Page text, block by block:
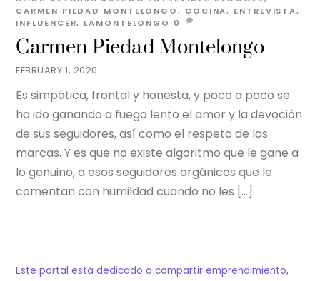
FEBRUARY 1, 2020
Carmen Piedad Montelongo
CARMEN PIEDAD MONTELONGO, COCINA, ENTREVISTA,
INFLUENCER, LAMONTELONGO 0
Es simpática, frontal y honesta, y poco a poco se
ha ido ganando a fuego lento el amor y la devoción
de sus seguidores, así como el respeto de las
marcas. Y es que no existe algoritmo que le gane a
lo genuino, a esos seguidores orgánicos que le
comentan con humildad cuando no les […]
Este portal está dedicado a compartir emprendimiento,